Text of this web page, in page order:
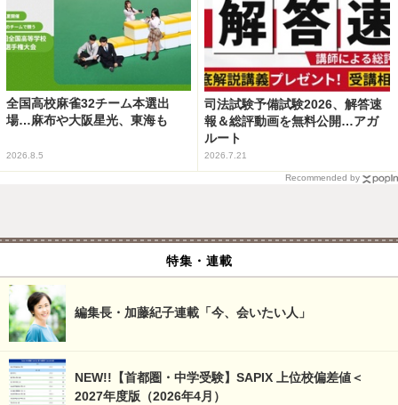
全国高校麻雀32チーム本選出
場…麻布や大阪星光、東海も
2026.8.5
司法試験予備試験2026、解答速
報＆総評動画を無料公開…アガ
ルート
2026.7.21
Recommended by
特集・連載
編集長・加藤紀子連載「今、会いたい人」
NEW!!【首都圏・中学受験】SAPIX 上位校偏差値＜
2027年度版（2026年4月）